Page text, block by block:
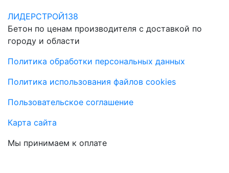
ЛИДЕРСТРОЙ138
Бетон по ценам производителя с доставкой по
городу и области
Политика обработки персональных данных
Политика использования файлов cookies
Пользовательское соглашение
Карта сайта
Мы принимаем к оплате